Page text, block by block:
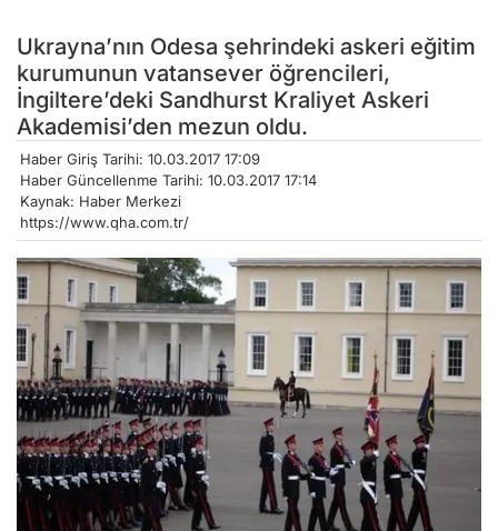
Ukrayna’nın Odesa şehrindeki askeri eğitim
kurumunun vatansever öğrencileri,
İngiltere’deki Sandhurst Kraliyet Askeri
Akademisi’den mezun oldu.
Haber Giriş Tarihi: 10.03.2017 17:09
Haber Güncellenme Tarihi: 10.03.2017 17:14
Kaynak: Haber Merkezi
https://www.qha.com.tr/